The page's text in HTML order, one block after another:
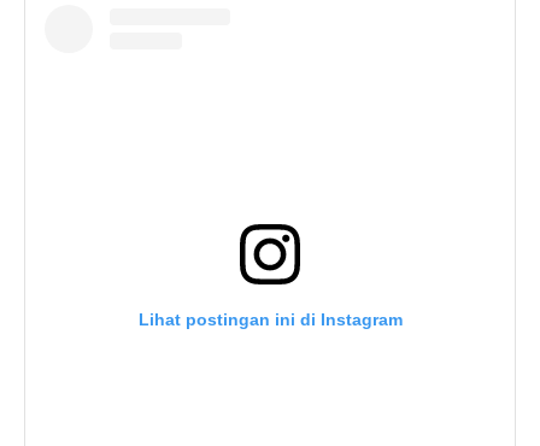
Lihat postingan ini di Instagram